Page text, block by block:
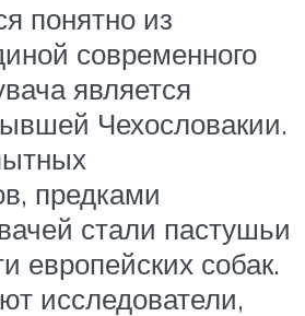
понятно из
современного
является
Чехословакии.
предками
стали пастушьи
европейских собак.
исследователи,